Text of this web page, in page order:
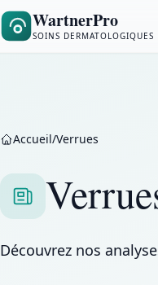
WartnerPro
SOINS DERMATOLOGIQUES
Accueil/Verrues
Découvrez nos